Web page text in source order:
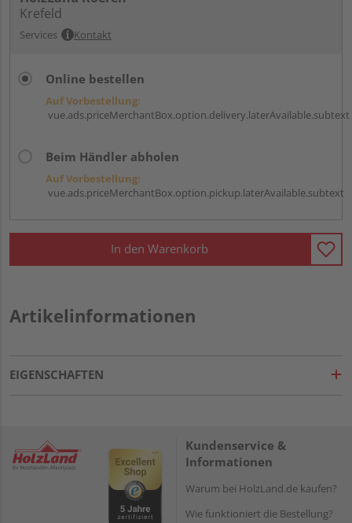
Krefeld
Services Kontakt
Online bestellen
Auf Vorbestellung:
vue.ads.priceMerchantBox.option.delivery.laterAvailable.subtext
Beim Händler abholen
Auf Vorbestellung:
vue.ads.priceMerchantBox.option.pickup.laterAvailable.subtext
In den Warenkorb
Artikelinformationen
EIGENSCHAFTEN
Kundenservice &
Informationen
Warum bei HolzLand.de kaufen?
Wie funktioniert die Bestellung?